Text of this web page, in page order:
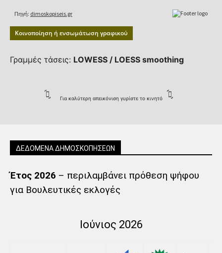
Κοινοποίηση ή ενσωμάτωση γραφικού
Γραμμές τάσεις: LOWESS / LOESS smoothing
Για καλύτερη απεικόνιση γυρίστε το κινητό
ΔΕΔΟΜΕΝΑ ΔΗΜΟΣΚΟΠΗΣΕΩΝ
Έτος 2026 – περιλαμβάνει πρόθεση ψήφου
για Βουλευτικές εκλογές
Ιούνιος 2026